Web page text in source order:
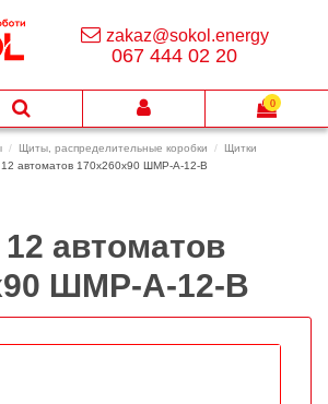
Щиты, распределительные коробки
Щитки
автоматов 170х260х90 ШМР-А-12-В
автоматов
ШМР-А-12-В
zakaz@sokol.energy
067 444 02 20
0